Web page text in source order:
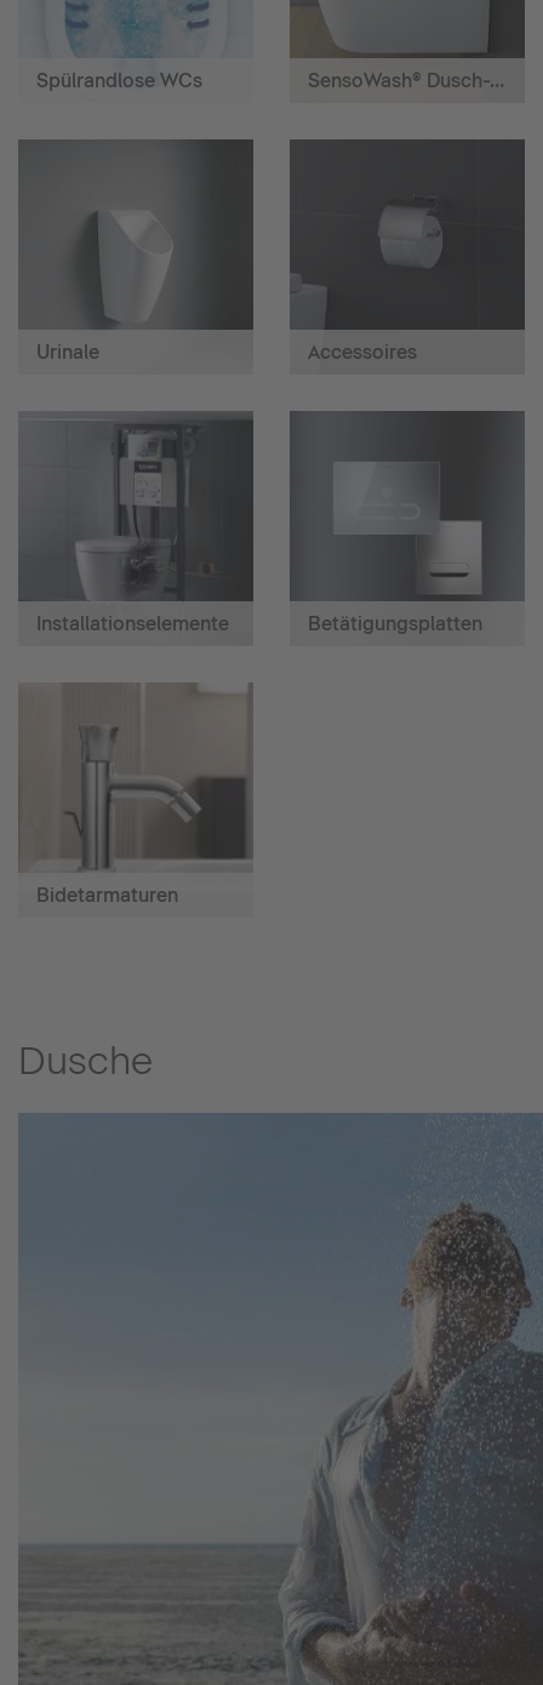
Spülrandlose WCs SensoWash® Dusch-WCs
Urinale Accessoires
Installationselemente Betätigungsplatten
Bidetarmaturen
Dusche